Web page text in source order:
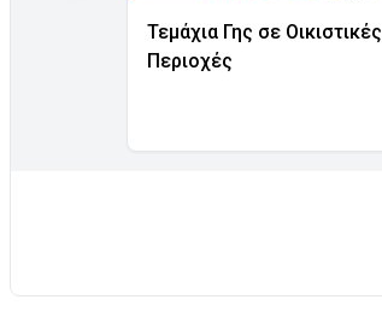
Τεμάχια Γης σε Οικιστικές
Περιοχές